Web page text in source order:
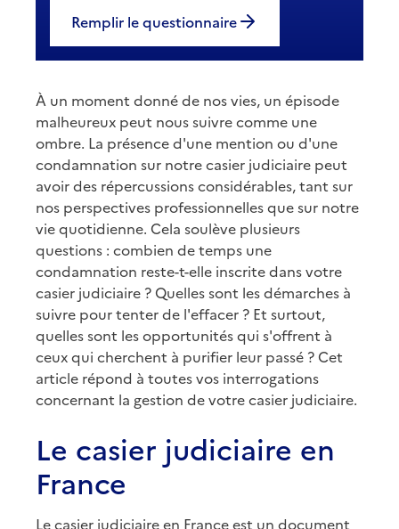
Remplir le questionnaire
À un moment donné de nos vies, un épisode
malheureux peut nous suivre comme une
ombre. La présence d'une mention ou d'une
condamnation sur notre casier judiciaire peut
avoir des répercussions considérables, tant sur
nos perspectives professionnelles que sur notre
vie quotidienne. Cela soulève plusieurs
questions : combien de temps une
condamnation reste-t-elle inscrite dans votre
casier judiciaire ? Quelles sont les démarches à
suivre pour tenter de l'effacer ? Et surtout,
quelles sont les opportunités qui s'offrent à
ceux qui cherchent à purifier leur passé ? Cet
article répond à toutes vos interrogations
concernant la gestion de votre casier judiciaire.
Le casier judiciaire en
France
Le casier judiciaire en France est un document